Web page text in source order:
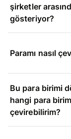
şirketler
gösteriyor?
Paramı nasıl
Bu para birimi
hangi para
çevirebilirim?